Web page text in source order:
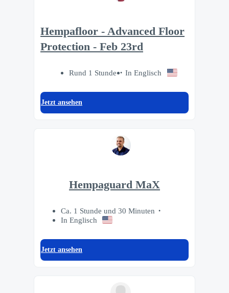
Hempafloor - Advanced Floor
Protection - Feb 23rd
Rund 1 Stunde In Englisch
Jetzt ansehen
Hempaguard MaX
Ca. 1 Stunde und 30 Minuten
In Englisch
Jetzt ansehen